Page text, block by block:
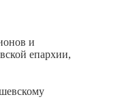
и
епархии,